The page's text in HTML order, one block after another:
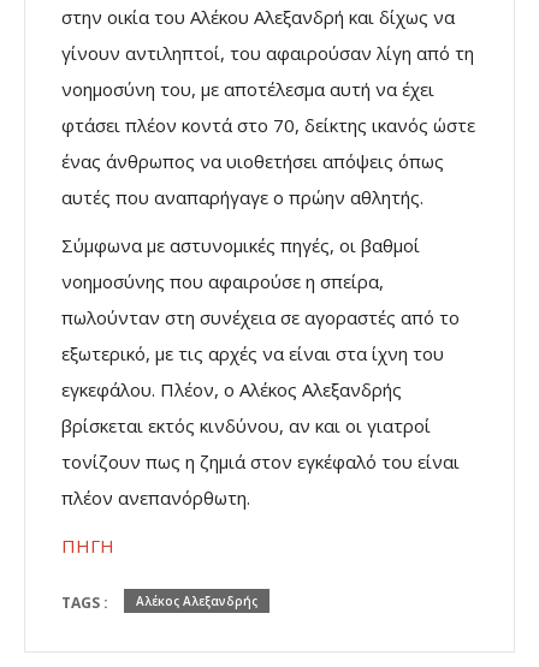
στην οικία του Αλέκου Αλεξανδρή και δίχως να
γίνουν αντιληπτοί, του αφαιρούσαν λίγη από τη
νοημοσύνη του, με αποτέλεσμα αυτή να έχει
φτάσει πλέον κοντά στο 70, δείκτης ικανός ώστε
ένας άνθρωπος να υιοθετήσει απόψεις όπως
αυτές που αναπαρήγαγε ο πρώην αθλητής.
Σύμφωνα με αστυνομικές πηγές, οι βαθμοί
νοημοσύνης που αφαιρούσε η σπείρα,
πωλούνταν στη συνέχεια σε αγοραστές από το
εξωτερικό, με τις αρχές να είναι στα ίχνη του
εγκεφάλου. Πλέον, ο Αλέκος Αλεξανδρής
βρίσκεται εκτός κινδύνου, αν και οι γιατροί
τονίζουν πως η ζημιά στον εγκέφαλό του είναι
πλέον ανεπανόρθωτη.
ΠΗΓΗ
TAGS : Αλέκος Αλεξανδρής